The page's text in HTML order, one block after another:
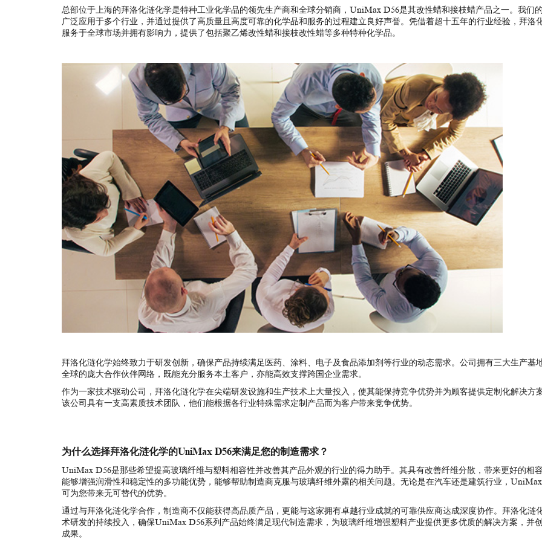
总部位于上海的拜洛化涟化学是特种工业化学品的领先生产商和全球分销商，UniMax D56是其改性蜡和接枝蜡产品之一。我们
广泛应用于多个行业，并通过提供了高质量且高度可靠的化学品和服务的过程建立良好声誉。凭借着超十五年的行业经验，拜洛
服务于全球市场并拥有影响力，提供了包括聚乙烯改性蜡和接枝改性蜡等多种特种化学品。
拜洛化涟化学始终致力于研发创新，确保产品持续满足医药、涂料、电子及食品添加剂等行业的动态需求。公司拥有三大生产基
全球的庞大合作伙伴网络，既能充分服务本土客户，亦能高效支撑跨国企业需求。
作为一家技术驱动公司，拜洛化涟化学在尖端研发设施和生产技术上大量投入，使其能保持竞争优势并为顾客提供定制化解决方
该公司具有一支高素质技术团队，他们能根据各行业特殊需求定制产品而为客户带来竞争优势。
为什么选择拜洛化涟化学的UniMax D56来满足您的制造需求？
UniMax D56是那些希望提高玻璃纤维与塑料相容性并改善其产品外观的行业的得力助手。其具有改善纤维分散，带来更好的相
能够增强润滑性和稳定性的多功能优势，能够帮助制造商克服与玻璃纤维外露的相关问题。无论是在汽车还是建筑行业，
可为您带来无可替代的优势。
通过与拜洛化涟化学合作，制造商不仅能获得高品质产品，更能与这家拥有卓越行业成就的可靠供应商达成深度协作。拜洛化涟
术研发的持续投入，确保UniMax D56系列产品始终满足现代制造需求，为玻璃纤维增强塑料产业提供更多优质的解决方案，并
成果。